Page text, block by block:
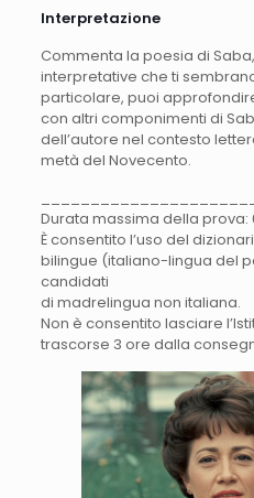
Interpretazione
Commenta la poesia di
interpretative che ti
particolare, puoi
con altri componimenti di
dell’autore nel contesto
metà del Novecento.
Durata massima della prova:
È consentito l’uso del
bilingue (italiano-lingua del
candidati
di madrelingua non italiana.
Non è consentito lasciare
trascorse 3 ore dalla